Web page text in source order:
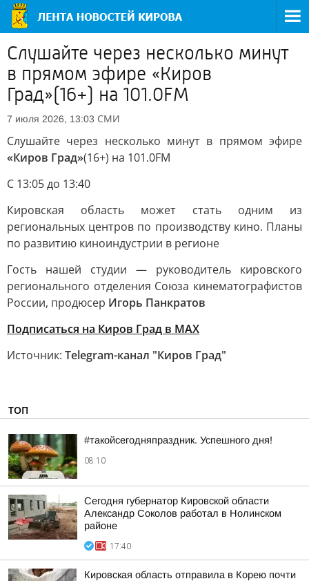
Слушайте через несколько минут
в прямом эфире «Киров
Град»(16+) на 101.0FM
7 июля 2026, 13:03 СМИ
Слушайте через несколько минут в прямом эфире
«Киров Град»(16+) на 101.0FM
С 13:05 до 13:40
Кировская область может стать одним из
региональных центров по производству кино. Планы
по развитию киноиндустрии в регионе
Гость нашей студии — руководитель кировского
регионального отделения Союза кинематографистов
России, продюсер Игорь Панкратов
Подписаться на Киров Град в МАХ
Источник: Telegram-канал "Киров Град"
ТОП
#такойсегодняпраздник. Успешного дня!
08:10
Сегодня губернатор Кировской области
Александр Соколов работал в Нолинском
районе
17:40
Кировская область отправила в Корею почти